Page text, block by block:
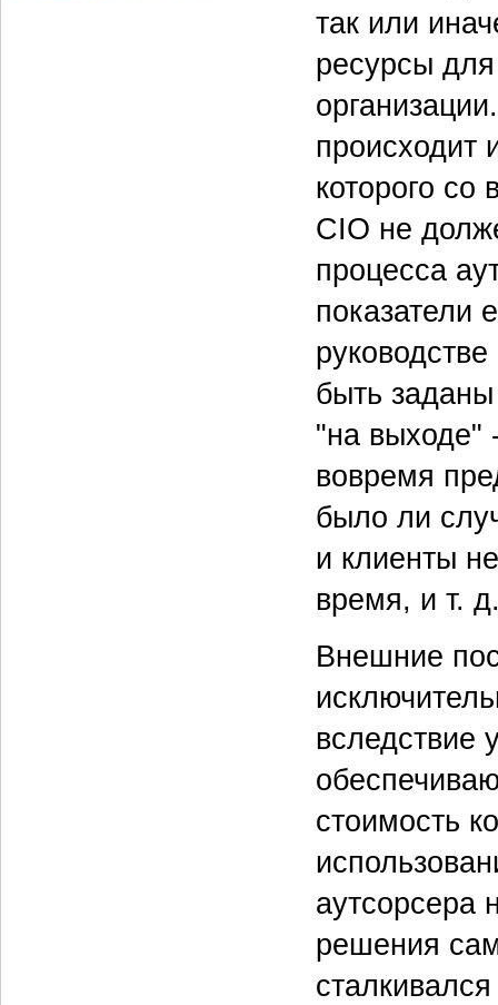
так или
ресурсы
происходит
которого
CIO не
процесса
показатели
быть
"на выходе"
вовремя
было ли
и клиенты
время, и т.
Внешние
вследствие
стоимость
аутсорсера
решения